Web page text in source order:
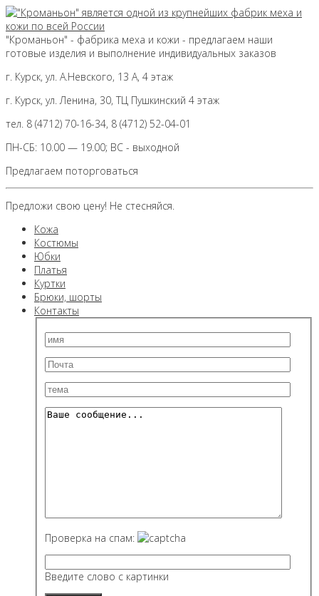
"Кроманьон" - фабрика меха и кожи - предлагаем наши
готовые изделия и выполнение индивидуальных заказов
г. Курск, ул. А.Невского, 13 А, 4 этаж
г. Курск, ул. Ленина, 30, ТЦ Пушкинский 4 этаж
тел. 8 (4712) 70-16-34, 8 (4712) 52-04-01
ПН-СБ: 10.00 — 19.00; ВС - выходной
Предлагаем поторговаться
Предложи свою цену! Не стесняйся.
Кожа
Костюмы
Юбки
Платья
Куртки
Брюки, шорты
Контакты
Проверка на спам:
Введите слово с картинки